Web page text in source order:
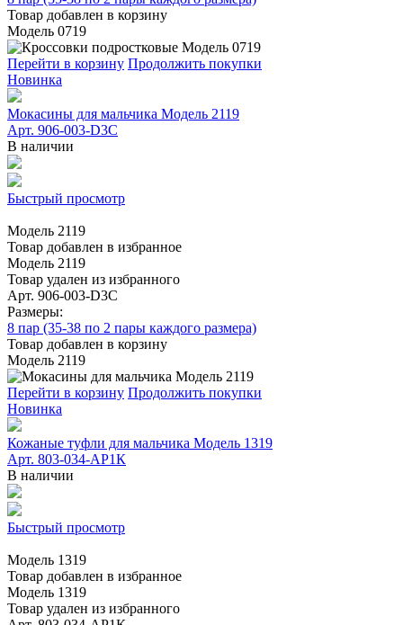
Товар добавлен в корзину
Модель 0719
Перейти в корзину Продолжить покупки
Новинка
Мокасины для мальчика Модель 2119
Арт. 906-003-D3С
В наличии
Быстрый просмотр
Модель 2119
Товар добавлен в избранное
Модель 2119
Товар удален из избранного
Арт. 906-003-D3С
Размеры:
8 пар (35-38 по 2 пары каждого размера)
Товар добавлен в корзину
Модель 2119
Перейти в корзину Продолжить покупки
Новинка
Кожаные туфли для мальчика Модель 1319
Арт. 803-034-АР1К
В наличии
Быстрый просмотр
Модель 1319
Товар добавлен в избранное
Модель 1319
Товар удален из избранного